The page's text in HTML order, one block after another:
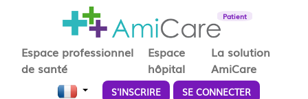
Patient
Espace professionnel
de santé
Espace
hôpital
La solution
AmiCare
S'INSCRIRE SE CONNECTER